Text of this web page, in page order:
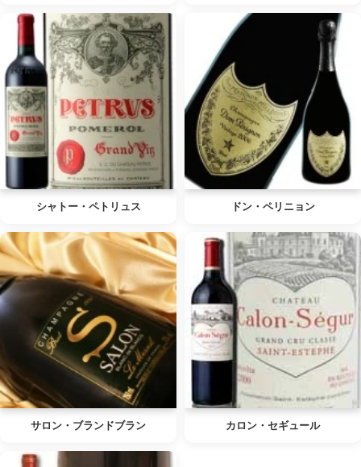
シャトー・ペトリュス ドン・ペリニョン
サロン・ブランドブラン カロン・セギュール